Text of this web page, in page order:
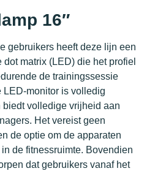
16″
gebruikers heeft deze lijn een
matrix (LED) die het profiel
de trainingssessie
LED-monitor is volledig
volledige vrijheid aan
Het vereist geen
de optie om de apparaten
de fitnessruimte. Bovendien
dat gebruikers vanaf het